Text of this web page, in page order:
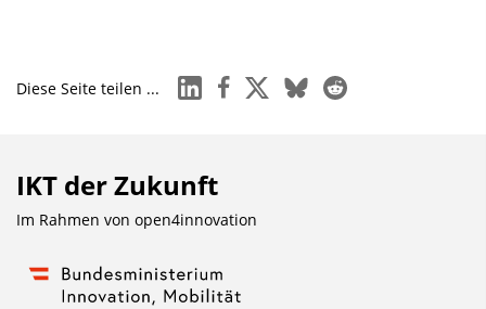
Diese Seite teilen ... linkedinfacebook
x blueskyreddit
IKT der Zukunft
Im Rahmen von open4innovation